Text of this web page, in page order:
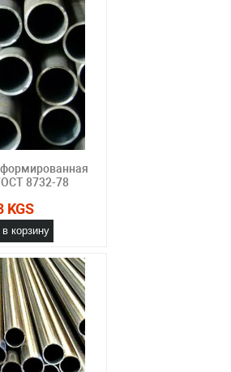
8732-78
KGS
корзину